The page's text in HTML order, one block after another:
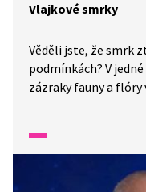
Vlajkové smrky
Věděli jste, že smrk
podmínkách? V
zázraky fauny a flóry